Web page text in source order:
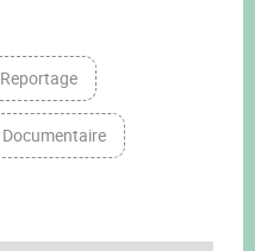
Reportage
Documentaire